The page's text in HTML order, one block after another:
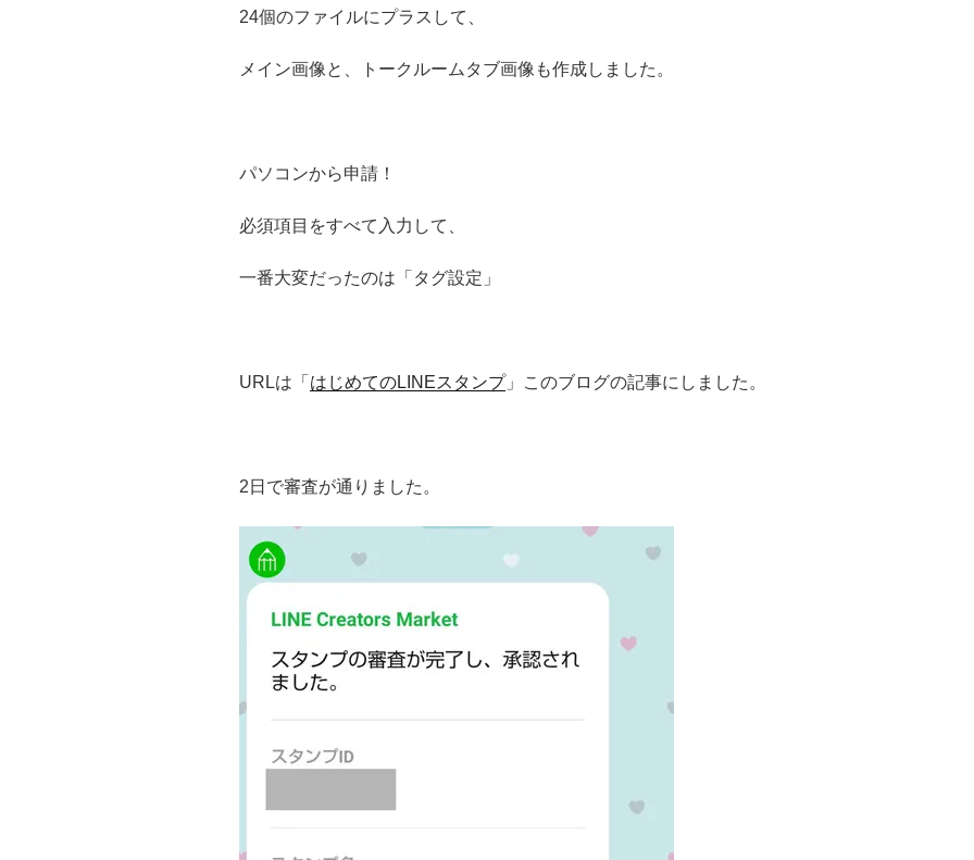
24個のファイルにプラスして、
メイン画像と、トークルームタブ画像も作成しました。
パソコンから申請！
必須項目をすべて入力して、
一番大変だったのは「タグ設定」
URLは「 はじめてのLINEスタンプ」このブログの記事にしました。
2日で審査が通りました。